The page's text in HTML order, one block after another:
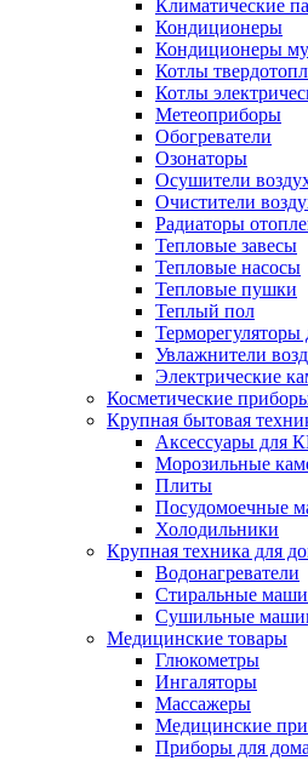
Климатические
Кондиционеры
Кондиционеры
Котлы
Котлы
Метеоприборы
Обогреватели
Озонаторы
Осушители
Очистители
Радиаторы
Тепловые завесы
Тепловые насосы
Тепловые пушки
Теплый пол
Терморегуляторы
Увлажнители
Электрические
Косметические
Крупная бытовая
Аксессуары для
Морозильные
Плиты
Посудомоечные
Холодильники
Крупная техника для
Водонагреватели
Стиральные
Сушильные
Медицинские товары
Глюкометры
Ингаляторы
Массажеры
Медицинские
Приборы для